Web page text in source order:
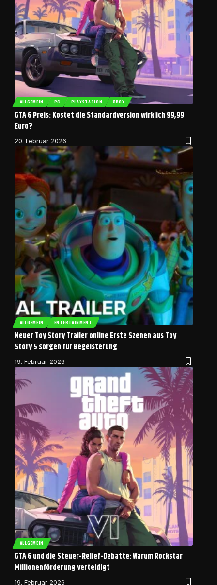
ALLGEMEIN PC PLAYSTATION XBOX
GTA 6 Preis: Kostet die Standardversion wirklich 99,99
Euro?
20. Februar 2026
ALLGEMEIN ENTERTAINMENT
Neuer Toy Story Trailer online Erste Szenen aus Toy
Story 5 sorgen für Begeisterung
19. Februar 2026
ALLGEMEIN
GTA 6 und die Steuer-Relief-Debatte: Warum Rockstar
Millionenförderung verteidigt
19. Februar 2026